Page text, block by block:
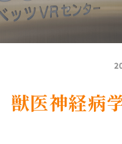
獣医神経病